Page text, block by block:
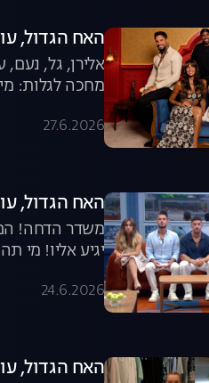
האח הגדול, עונה 8, פרק 65:
אלירן, גל,
מחכה לגלות: מי
27.6.2026
האח הגדול, עונה 8, פרק 64: מי תהיה
משדר הדחה! הם
יגיע אליו! מי
24.6.2026
האח הגדול, עונה 8, פרק 63: דיירי העבר